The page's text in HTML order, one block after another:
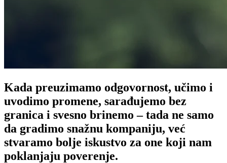
Kada preuzimamo odgovornost, učimo i
uvodimo promene, sarađujemo bez
granica i svesno brinemo – tada ne samo
da gradimo snažnu kompaniju, već
stvaramo bolje iskustvo za one koji nam
poklanjaju poverenje.